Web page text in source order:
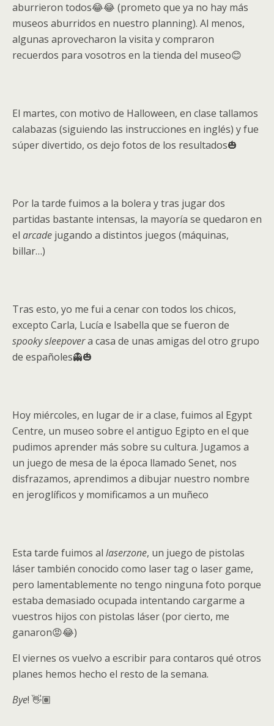
aburrieron todos😂😂 (prometo que ya no hay más
museos aburridos en nuestro planning). Al menos,
algunas aprovecharon la visita y compraron
recuerdos para vosotros en la tienda del museo😊
El martes, con motivo de Halloween, en clase tallamos
calabazas (siguiendo las instrucciones en inglés) y fue
súper divertido, os dejo fotos de los resultados🎃
Por la tarde fuimos a la bolera y tras jugar dos
partidas bastante intensas, la mayoría se quedaron en
el arcade jugando a distintos juegos (máquinas,
billar…)
Tras esto, yo me fui a cenar con todos los chicos,
excepto Carla, Lucía e Isabella que se fueron de
spookysleepovera casa de unas amigas del otro grupo
de españoles👻🎃
Hoy miércoles, en lugar de ir a clase, fuimos al Egypt
Centre, un museo sobre el antiguo Egipto en el que
pudimos aprender más sobre su cultura. Jugamos a
un juego de mesa de la época llamado Senet, nos
disfrazamos, aprendimos a dibujar nuestro nombre
en jeroglíficos y momificamos a un muñeco
Esta tarde fuimos al laserzone, un juego de pistolas
láser también conocido como laser tag o laser game,
pero lamentablemente no tengo ninguna foto porque
estaba demasiado ocupada intentando cargarme a
vuestros hijos con pistolas láser (por cierto, me
ganaron😡😂)
El viernes os vuelvo a escribir para contaros qué otros
planes hemos hecho el resto de la semana.
Bye! 👋🏽